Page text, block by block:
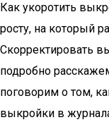
Как укоротить
росту, на который
Скорректировать
подробно
поговорим о том,
выкройки в